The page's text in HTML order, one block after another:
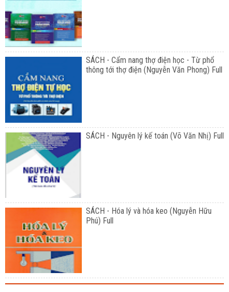
SÁCH - Cẩm nang thợ điện học - Từ phổ
thông tới thợ điện (Nguyễn Văn Phong) Full
SÁCH - Nguyên lý kế toán (Võ Văn Nhị) Full
SÁCH - Hóa lý và hóa keo (Nguyễn Hữu
Phú) Full